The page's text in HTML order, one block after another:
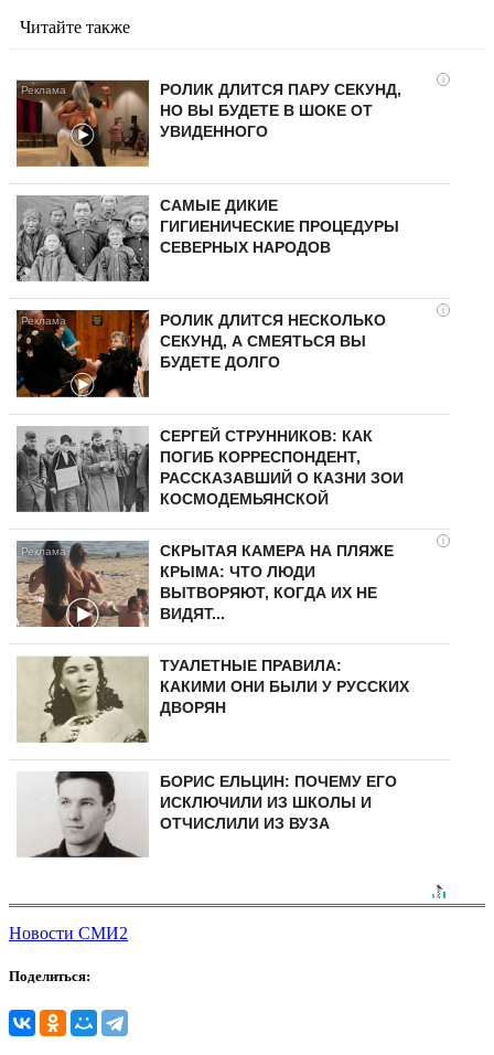
Читайте также
i
РОЛИК ДЛИТСЯ ПАРУ СЕКУНД,
НО ВЫ БУДЕТЕ В ШОКЕ ОТ
УВИДЕННОГО
САМЫЕ ДИКИЕ
ГИГИЕНИЧЕСКИЕ ПРОЦЕДУРЫ
СЕВЕРНЫХ НАРОДОВ
i
РОЛИК ДЛИТСЯ НЕСКОЛЬКО
СЕКУНД, А СМЕЯТЬСЯ ВЫ
БУДЕТЕ ДОЛГО
СЕРГЕЙ СТРУННИКОВ: КАК
ПОГИБ КОРРЕСПОНДЕНТ,
РАССКАЗАВШИЙ О КАЗНИ ЗОИ
КОСМОДЕМЬЯНСКОЙ
i
СКРЫТАЯ КАМЕРА НА ПЛЯЖЕ
КРЫМА: ЧТО ЛЮДИ
ВЫТВОРЯЮТ, КОГДА ИХ НЕ
ВИДЯТ...
ТУАЛЕТНЫЕ ПРАВИЛА:
КАКИМИ ОНИ БЫЛИ У РУССКИХ
ДВОРЯН
БОРИС ЕЛЬЦИН: ПОЧЕМУ ЕГО
ИСКЛЮЧИЛИ ИЗ ШКОЛЫ И
ОТЧИСЛИЛИ ИЗ ВУЗА
Новости СМИ2
Поделиться: